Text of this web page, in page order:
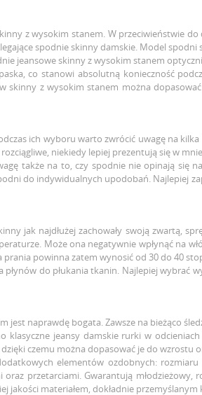
z wysokim stanem. W przeciwieństwie
spodnie skinny damskie. Model
jeansowe skinny z wysokim stanem
co stanowi absolutną konieczność
z wysokim stanem można
ich wyboru warto zwrócić uwagę na
niekiedy lepiej prezentują się w
także na to, czy spodnie nie opinają
do indywidualnych upodobań. Najlepiej
jak najdłużej zachowały swoją
Może ona negatywnie wpłynąć na
powinna zatem wynosić od 30 do 40
do płukania tkanin. Najlepiej
naprawdę bogata. Zawsze na bieżąco
jeansy damskie rurki w
czemu można dopasować je do wzrostu
elementów ozdobnych:
przetarciami. Gwarantują
jakości materiałem, dokładnie